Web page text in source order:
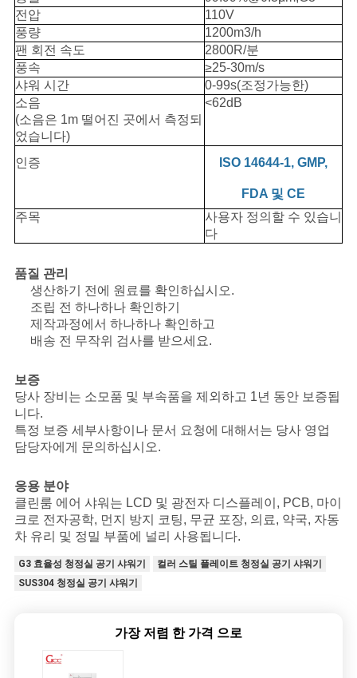
트
맵
개
인
정
보
전압
110V
풍량
1200m3/h
팬 회전 속도
2800R/분
풍속
≥25-30m/s
샤워 시간
0-99s(조정가능한)
소음
(소음은 1m 떨어진 곳에서 측정되
었습니다)
<62dB
인증 ISO 14644-1, GMP,
FDA 및 CE
주목
사용자 정의할 수 있습니
다
품질 관리
생산하기 전에 원료를 확인하십시오.
조립 전 하나하나 확인하기
제작과정에서 하나하나 확인하고
배송 전 무작위 검사를 받으세요.
보증
당사 장비는 소모품 및 부속품을 제외하고 1년 동안 보증됩
니다.
특정 보증 세부사항이나 문서 요청에 대해서는 당사 영업
담당자에게 문의하십시오.
응용 분야
클린룸 에어 샤워는 LCD 및 광전자 디스플레이, PCB, 마이
크로 전자공학, 먼지 방지 코팅, 무균 포장, 의료, 약국, 자동
차 유리 및 정밀 부품에 널리 사용됩니다.
G3 효율성 청정실 공기 샤워기
컬러 스틸 플레이트 청정실 공기 샤워기
SUS304 청정실 공기 샤워기
가장 저렴 한 가격 으로